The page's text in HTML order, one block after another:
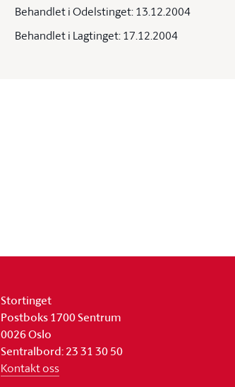
Behandlet i Odelstinget: 13.12.2004
Behandlet i Lagtinget: 17.12.2004
Stortinget
Postboks 1700 Sentrum
0026 Oslo
Sentralbord: 23 31 30 50
Kontakt oss